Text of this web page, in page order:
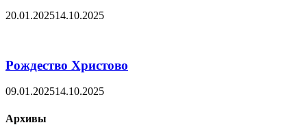
20.01.202514.10.2025
Рождество Христово
09.01.202514.10.2025
Архивы